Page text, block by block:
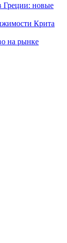
Греции: новые
Крита
на рынке